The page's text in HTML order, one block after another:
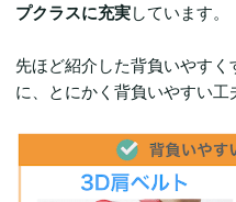
プクラスに充実しています。
先ほど紹介した背負いやす
に、とにかく背負いやすい工